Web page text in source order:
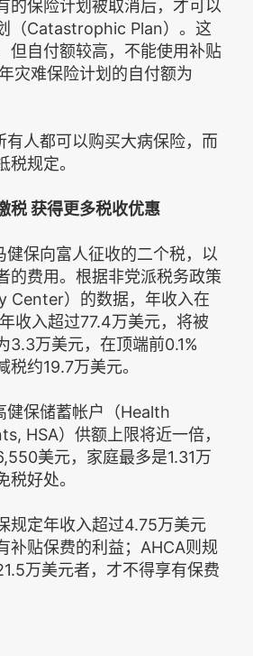
的保险计划被取消后，才可以
（Catastrophic Plan）。这
但自付额较高，不能使用补贴
灾难保险计划的自付额为
有人都可以购买大病保险，而
税规定。
税 获得更多税收优惠
健保向富人征收的二个税，以
的费用。根据非党派税务政策
Center）的数据，年收入在
收入超过77.4万美元，将被
3.3万美元，在顶端前0.1%
约19.7万美元。
健保储蓄帐户（Health
HSA）供额上限将近一倍，
美元，家庭最多是1.31万
税好处。
规定年收入超过4.75万美元
补贴保费的利益；AHCA则规
万美元者，才不得享有保费